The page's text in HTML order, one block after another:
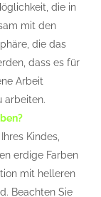
die in
mit den
die das
dass es für
Arbeit
arbeiten.
Kindes,
erdige Farben
mit helleren
Beachten Sie